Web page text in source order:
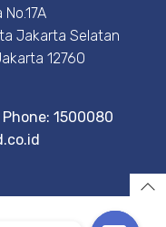
Jakarta Selatan
12760
Phone: 1500080